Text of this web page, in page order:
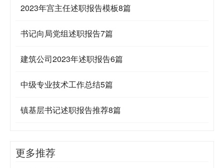
2023年宫主任述职报告模板8篇
书记向局党组述职报告7篇
建筑公司2023年述职报告6篇
中级专业技术工作总结5篇
镇基层书记述职报告推荐8篇
更多推荐